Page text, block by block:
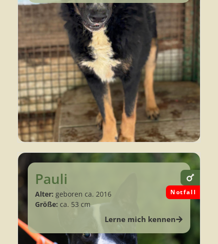
Pauli
Alter: geboren ca. 2016
Größe: ca. 53 cm
Lerne mich kennen
Notfall